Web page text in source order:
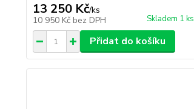
13 250 Kč/ks
10 950 Kč bez DPH Skladem 1 ks
Přidat do košíku